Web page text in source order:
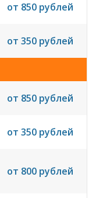
от 850 рублей
от 350 рублей
от 850 рублей
от 350 рублей
от 800 рублей